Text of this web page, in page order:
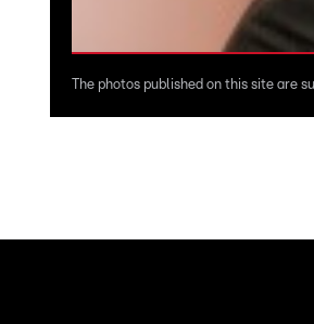
The photos published on this site are